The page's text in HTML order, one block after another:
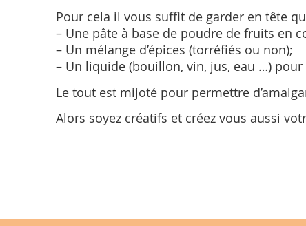
Pour cela il vous suffit de garder en tête
– Une pâte à base de poudre de fruits en
– Un mélange d’épices (torréfiés ou non);
– Un liquide (bouillon, vin, jus, eau …)
Le tout est mijoté pour permettre
Alors soyez créatifs et créez vous aussi